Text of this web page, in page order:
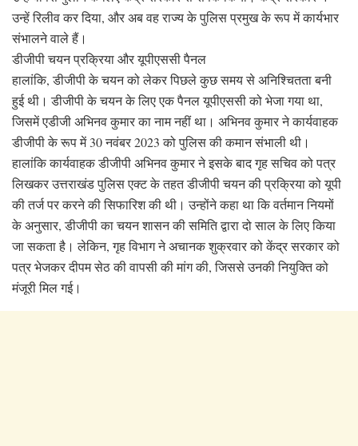
उन्हें रिलीव कर दिया, और अब वह राज्य के पुलिस प्रमुख के रूप में कार्यभार
संभालने वाले हैं।
डीजीपी चयन प्रक्रिया और यूपीएससी पैनल
हालांकि, डीजीपी के चयन को लेकर पिछले कुछ समय से अनिश्चितता बनी
हुई थी। डीजीपी के चयन के लिए एक पैनल यूपीएससी को भेजा गया था,
जिसमें एडीजी अभिनव कुमार का नाम नहीं था। अभिनव कुमार ने कार्यवाहक
डीजीपी के रूप में 30 नवंबर 2023 को पुलिस की कमान संभाली थी।
हालांकि कार्यवाहक डीजीपी अभिनव कुमार ने इसके बाद गृह सचिव को पत्र
लिखकर उत्तराखंड पुलिस एक्ट के तहत डीजीपी चयन की प्रक्रिया को यूपी
की तर्ज पर करने की सिफारिश की थी। उन्होंने कहा था कि वर्तमान नियमों
के अनुसार, डीजीपी का चयन शासन की समिति द्वारा दो साल के लिए किया
जा सकता है। लेकिन, गृह विभाग ने अचानक शुक्रवार को केंद्र सरकार को
पत्र भेजकर दीपम सेठ की वापसी की मांग की, जिससे उनकी नियुक्ति को
मंजूरी मिल गई।